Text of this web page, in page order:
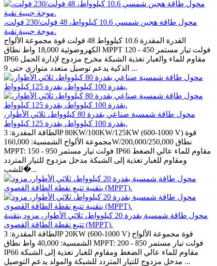
محول طاقة هجين شمسي 10.6 كيلوواط، 48 فولت/230 فولت،
موجة جيبية نقية.
القدرة المقدرة 10.6 كيلوواط 48 فولت قوة مجموعة الألواح
الكهروضوئية 18,000 واط نطاق MPPT 120 - 450 فولت تيار مستمر
IP66 مقاوم للماء والغبار تغذية الشبكة مخرج مزدوج لإدارة الحمل
الذكية يدعم توصيل متعدد متوازي حتى 9 ...
محول طاقة شمسية صناعي بقدرة 80 كيلوواط، ثلاثي الأطوار،
بقدرة 100 كيلوواط، بقدرة 125 كيلوواط.
الطاقة المقدرة: 3P 80KW/100KW/125KW (600-1000 V) قوة
مجموعة الألواح الشمسية: 160,000W/200,000/250,000 نطاق
MPPT: 150 - 950 فولت تيار مستمر IP66 مقاوم للماء عالي الضغط
ومقاوم للغبار تغذية إلى الشبكة مدخل مزدوج للتيار المتردد
للشب�...
محول طاقة شمسية بقدرة 20 كيلوواط، ثلاثي الأطوار، مزود بتقنية
تتبع نقطة الطاقة القصوى (MPPT).
الطاقة المقدرة: 3P 20KW (600-1000 V) قوة مجموعة الألواح
الشمسية: 40,000 واط نطاق MPPT: 200 - 850 فولت تيار مستمر
IP66 مقاوم للماء عالي الضغط ومقاوم للغبار تغذية إلى الشبكة
مدخل مزدوج للتيار المتردد للشبكة والمولد يدعم التوصيل ...